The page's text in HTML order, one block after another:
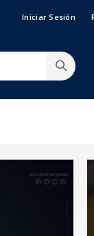
Iniciar Sesión